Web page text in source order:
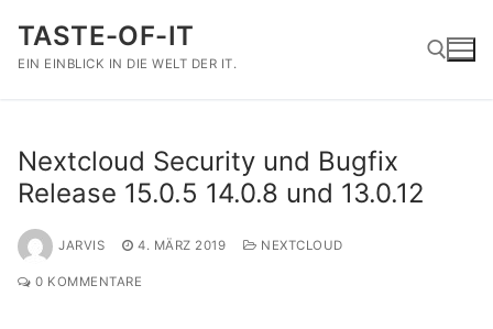
Inhalt
springen
TASTE-OF-IT
EIN EINBLICK IN DIE WELT DER IT.
Nextcloud Security und Bugfix
Release 15.0.5 14.0.8 und 13.0.12
JARVIS 4. MÄRZ 2019 NEXTCLOUD
0 KOMMENTARE